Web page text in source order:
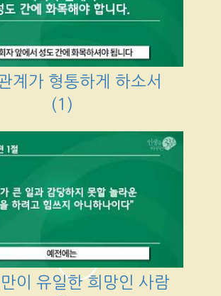
계가 형통하게 하소서
(1)
이 유일한 희망인 사람